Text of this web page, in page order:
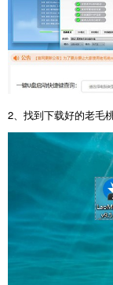
2、找到下载好的老毛